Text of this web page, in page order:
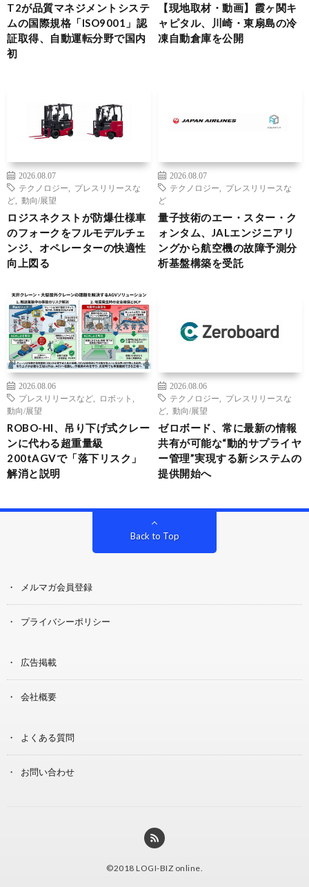
T2が品質マネジメントシステ
ムの国際規格「ISO9001」認
証取得、自動運転分野で国内
初
【現地取材・動画】霞ヶ関キ
ャピタル、川崎・東扇島の冷
凍自動倉庫を公開
2026.08.07
テクノロジー
プレスリリースな
ど
動向/展望
ロジスネクストが防爆仕様車
のフォークをフルモデルチェ
ンジ、オペレーターの快適性
向上図る
2026.08.07
テクノロジー
プレスリリースな
ど
量子技術のエー・スター・ク
ォンタム、JALエンジニアリ
ングから航空機の故障予測分
析基盤構築を受託
2026.08.06
プレスリリースなど
ロボット
動向/展望
ROBO-HI、吊り下げ式クレー
ンに代わる超重量級
200tAGVで「落下リスク」
解消と説明
2026.08.06
テクノロジー
プレスリリースな
ど
動向/展望
ゼロボード、常に最新の情報
共有が可能な“動的サプライヤ
ー管理”実現する新システムの
提供開始へ
Back to Top
メルマガ会員登録
プライバシーポリシー
広告掲載
会社概要
よくある質問
お問い合わせ
©2018 LOGI-BIZ online